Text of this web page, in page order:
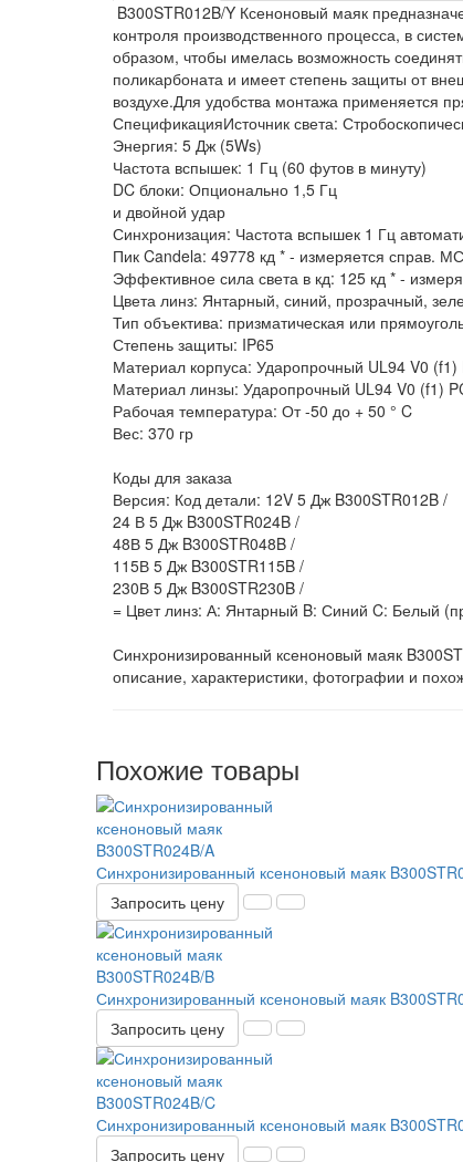
B300STR012B/Y Ксеноновый маяк
контроля производственного процесса, в
образом, чтобы имелась возможность
поликарбоната и имеет степень защиты от
воздухе.Для удобства монтажа применяется
СпецификацияИсточник света:
Энергия: 5 Дж (5Ws)
Частота вспышек: 1 Гц (60 футов в минуту)
DC блоки: Опционально 1,5 Гц
и двойной удар
Синхронизация: Частота вспышек 1 Гц
Пик Candela: 49778 кд * - измеряется справ.
Эффективное сила света в кд: 125 кд * -
Цвета линз: Янтарный, синий, прозрачный,
Тип объектива: призматическая или
Степень защиты: IP65
Материал корпуса: Ударопрочный UL94 V0 (f1)
Материал линзы: Ударопрочный UL94 V0 (f1)
Рабочая температура: От -50 до + 50 ° C
Вес: 370 гр
Коды для заказа
Версия: Код детали: 12V 5 Дж B300STR012B /
24 В 5 Дж B300STR024B /
48В 5 Дж B300STR048B /
115В 5 Дж B300STR115B /
230В 5 Дж B300STR230B /
= Цвет линз: А: Янтарный B: Синий C: Белый
Синхронизированный ксеноновый маяк
описание, характеристики, фотографии и
Похожие товары
Синхронизированный ксеноновый маяк
Запросить цену
Синхронизированный ксеноновый маяк
Запросить цену
Синхронизированный ксеноновый маяк
Запросить цену